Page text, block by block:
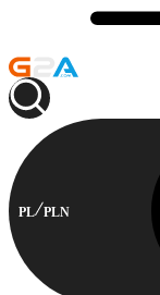
PL PLN